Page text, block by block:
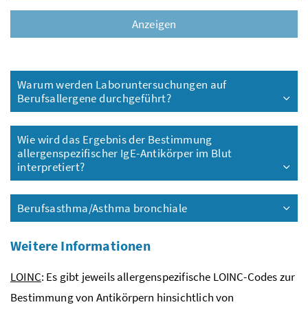
Anzeigen
Warum werden Laboruntersuchungen auf
Berufsallergene durchgeführt?
Wie wird das Ergebnis der Bestimmung
allergenspezifischer IgE-Antikörper im Blut
interpretiert?
Berufsasthma/Asthma bronchiale
Weitere Informationen
LOINC: Es gibt jeweils allergenspezifische LOINC-Codes zur
Bestimmung von Antikörpern hinsichtlich von